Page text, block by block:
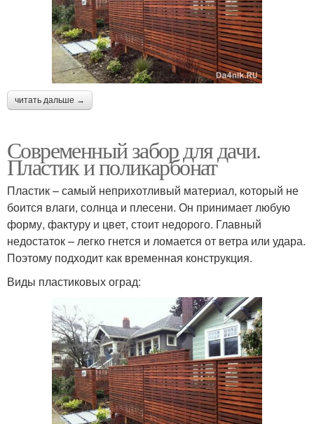
читать дальше →
Современный забор для дачи.
Пластик и поликарбонат
Пластик – самый неприхотливый материал, который не
боится влаги, солнца и плесени. Он принимает любую
форму, фактуру и цвет, стоит недорого. Главный
недостаток – легко гнется и ломается от ветра или удара.
Поэтому подходит как временная конструкция.
Виды пластиковых оград: